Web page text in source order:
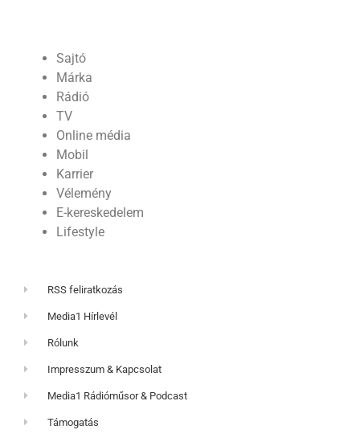
Sajtó
Márka
Rádió
TV
Online média
Mobil
Karrier
Vélemény
E-kereskedelem
Lifestyle
RSS feliratkozás
Media1 Hírlevél
Rólunk
Impresszum & Kapcsolat
Media1 Rádióműsor & Podcast
Támogatás